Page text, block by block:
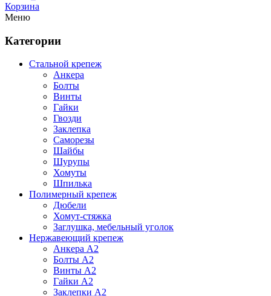
Корзина
Меню
Категории
Стальной крепеж
Анкера
Болты
Винты
Гайки
Гвозди
Заклепка
Саморезы
Шайбы
Шурупы
Хомуты
Шпилька
Полимерный крепеж
Дюбели
Хомут-стяжка
Заглушка, мебельный уголок
Нержавеющий крепеж
Анкера А2
Болты А2
Винты А2
Гайки А2
Заклепки А2